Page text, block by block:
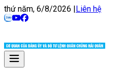
thứ năm, 6/8/2026 |Liên hệ